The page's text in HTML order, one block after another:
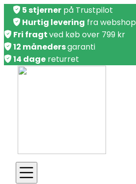
5 stjerner på Trustpilot
Hurtig levering fra webshop
Fri fragtved køb over 799 kr
12 månedersgaranti
14 dage returret